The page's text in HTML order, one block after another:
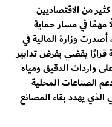
من الاقتصاديين
مهمًا في مسار حماية
أصدرت وزارة المالية في
قرارًا يقضي بفرض تدابير
واردات الدقيق ومياه
الصناعات المحلية
يهدد بقاء المصانع